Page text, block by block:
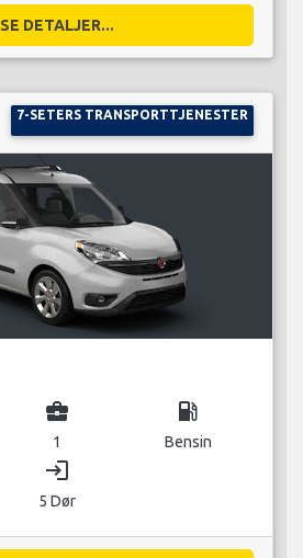
SE DETALJER...
7-SETERS TRANSPORTTJENESTER
business_center
1
local_gas_station
Bensin
login
5 Dør